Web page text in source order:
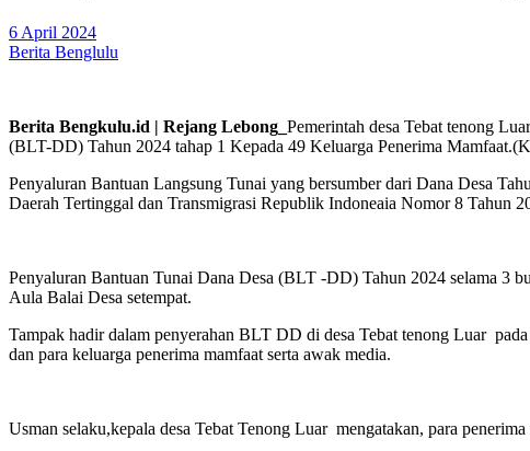
6 April 2024
Berita Benglulu
Berita Bengkulu.id | Rejang Lebong_ Pemerintah desa Tebat tenong
(BLT-DD) Tahun 2024 tahap 1 Kepada 49 Keluarga Penerima
Penyaluran Bantuan Langsung Tunai yang bersumber dari Dana Desa
Daerah Tertinggal dan Transmigrasi Republik Indoneaia Nomor 8 Tahun
Penyaluran Bantuan Tunai Dana Desa (BLT -DD) Tahun 2024 selama 3
Aula Balai Desa setempat.
Tampak hadir dalam penyerahan BLT DD di desa Tebat tenong Luar
dan para keluarga penerima mamfaat serta awak media.
Usman selaku,kepala desa Tebat Tenong Luar mengatakan, para